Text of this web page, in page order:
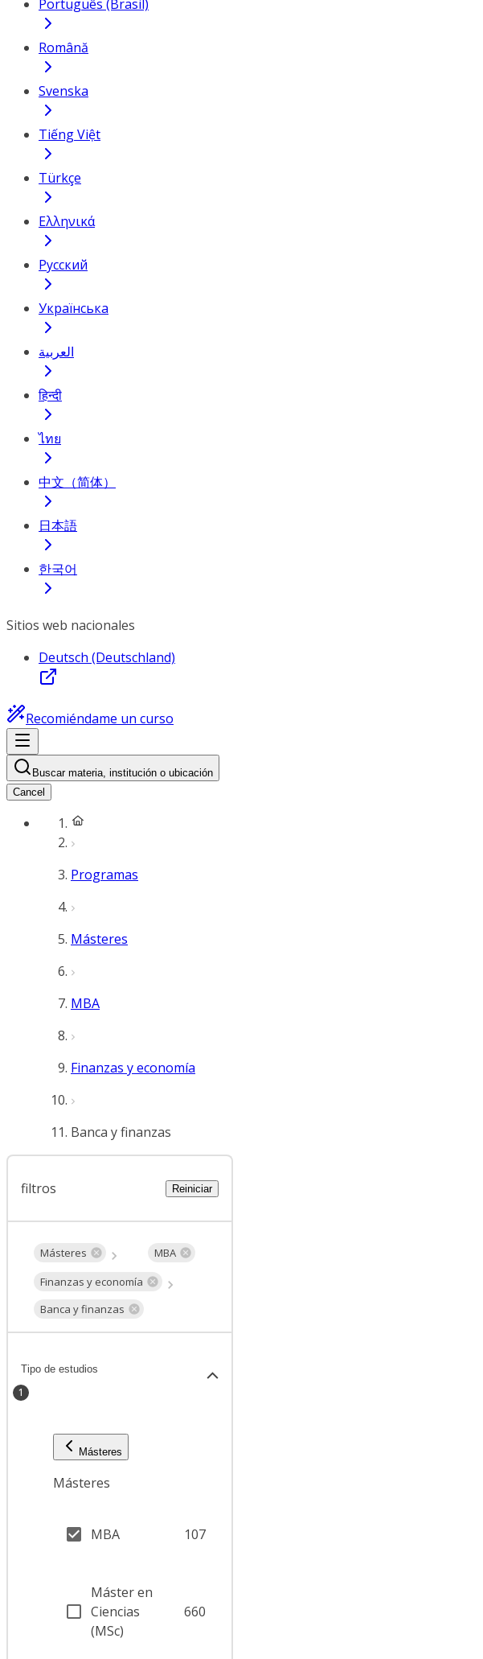
Português (Brasil)
Română
Svenska
Tiếng Việt
Türkçe
Ελληνικά
Русский
Українська
العربية
हिन्दी
ไทย
中文（简体）
日本語
한국어
Sitios web nacionales
Deutsch (Deutschland)
Recomiéndame un curso
Buscar materia, institución o ubicación
Cancel
Programas
Másteres
MBA
Finanzas y economía
Banca y finanzas
filtros Reiniciar
Másteres
MBA
Finanzas y economía
Banca y finanzas
Tipo de estudios
1
Másteres
Másteres
MBA 107
Máster en
Ciencias
(MSc)
660